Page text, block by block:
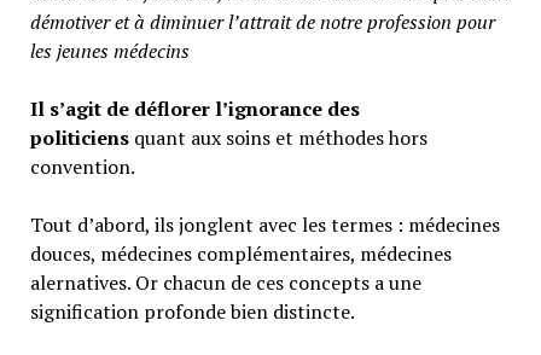
démotiver et à diminuer l’attrait de notre profession pour
les jeunes médecins
Il s’agit de déflorer l’ignorance des
politiciensquant aux soins et méthodes hors
convention.
Tout d’abord, ils jonglent avec les termes : médecines
douces, médecines complémentaires, médecines
alernatives. Or chacun de ces concepts a une
signification profonde bien distincte.